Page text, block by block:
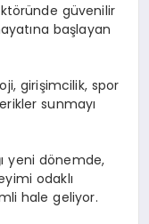
güvenilir
başlayan
girişimcilik, spor
sunmayı
yeni dönemde,
odaklı
hale geliyor.